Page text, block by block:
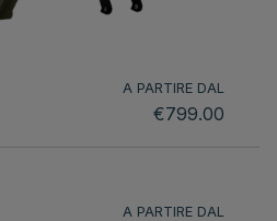
A PARTIRE DAL
€799.00
A PARTIRE DAL